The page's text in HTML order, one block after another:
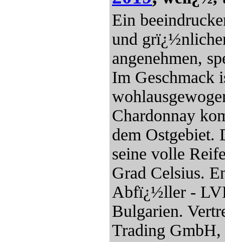
Ein
und
angenehmen,
Im Geschmack
Chardonnay
dem Ostgebiet.
seine volle
Grad Celsius.
Abfï¿½ller -
Bulgarien.
Trading